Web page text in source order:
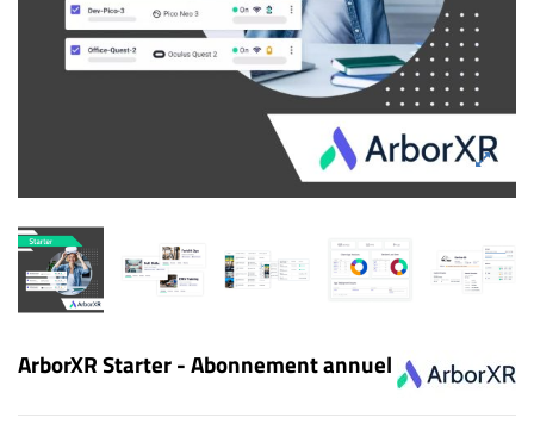
ArborXR Starter - Abonnement annuel